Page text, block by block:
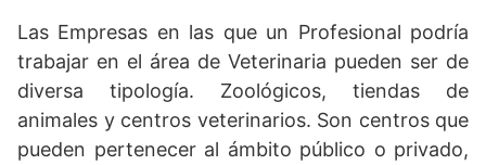
Las Empresas en las que un Profesional podría
trabajar en el área de Veterinaria pueden ser de
diversa tipología. Zoológicos, tiendas de
animales y centros veterinarios. Son centros que
pueden pertenecer al ámbito público o privado,